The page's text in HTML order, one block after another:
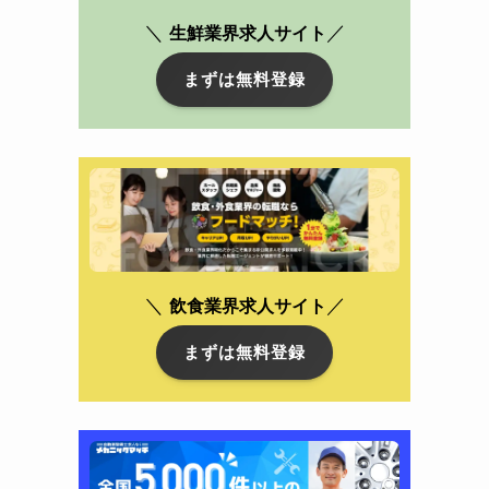
＼ 生鮮業界求人サイト ／
まずは無料登録
＼ 飲食業界求人サイト ／
まずは無料登録